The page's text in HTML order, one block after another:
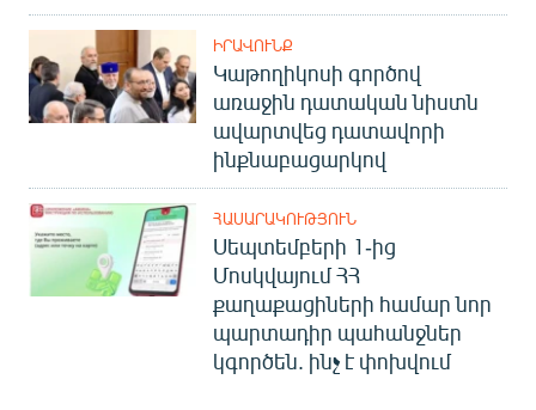
ԻՐԱՎՈՒՆՔ
Կաթողիկոսի գործով
առաջին դատական նիստն
ավարտվեց դատավորի
ինքնաբացարկով
ՀԱՍԱՐԱԿՈՒԹՅՈՒՆ
Սեպտեմբերի 1-ից
Մոսկվայում ՀՀ
քաղաքացիների համար նոր
պարտադիր պահանջներ
կգործեն. ինչ է փոխվում